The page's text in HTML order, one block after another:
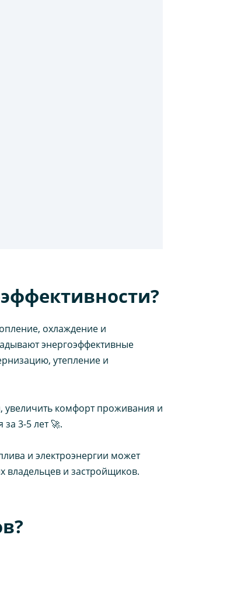
охлаждение и
энергоэффективные
утепление и
увеличить комфорт проживания и
3-5 лет 🚀.
и электроэнергии может
владельцев и застройщиков.